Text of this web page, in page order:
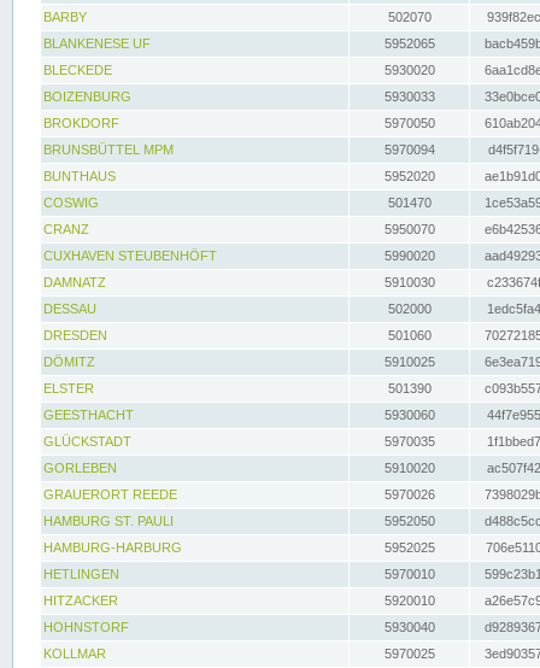
BARBY
502070
BLANKENESE UF
5952065
BLECKEDE
5930020
BOIZENBURG
5930033
BROKDORF
5970050
BRUNSBÜTTEL MPM
5970094
BUNTHAUS
5952020
COSWIG
501470
CRANZ
5950070
CUXHAVEN STEUBENHÖFT
5990020
DAMNATZ
5910030
DESSAU
502000
DRESDEN
501060
DÖMITZ
5910025
ELSTER
501390
GEESTHACHT
5930060
GLÜCKSTADT
5970035
GORLEBEN
5910020
GRAUERORT REEDE
5970026
HAMBURG ST. PAULI
5952050
HAMBURG-HARBURG
5952025
HETLINGEN
5970010
HITZACKER
5920010
HOHNSTORF
5930040
KOLLMAR
5970025